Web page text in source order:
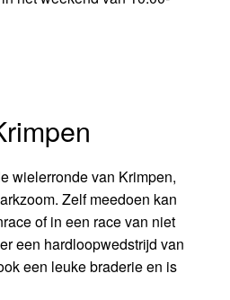
wielerronde van Krimpen,
Zelf meedoen kan
of in een race van niet
een hardloopwedstrijd van
een leuke braderie en is